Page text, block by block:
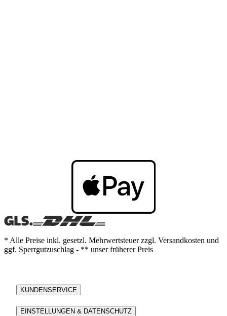
* Alle Preise inkl. gesetzl. Mehrwertsteuer zzgl. Versandkosten und
ggf. Sperrgutzuschlag - ** unser früherer Preis
KUNDENSERVICE
EINSTELLUNGEN & DATENSCHUTZ